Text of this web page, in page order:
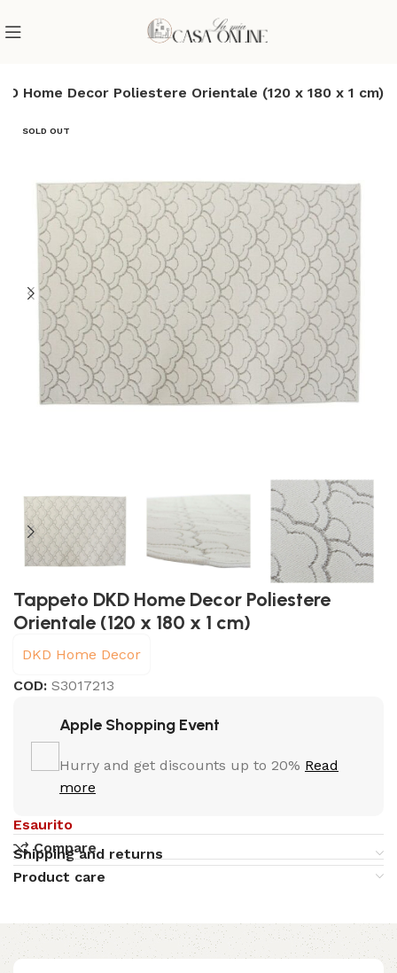
Home Decor Poliestere Orientale (120 x 180 x 1 cm)
SOLD OUT
Tappeto DKD Home Decor Poliestere
Orientale (120 x 180 x 1 cm)
DKD Home Decor
COD:S3017213
Apple Shopping Event
Hurry and get discounts up to 20% Read
more
Esaurito
Compare
Shipping and returns
Product care